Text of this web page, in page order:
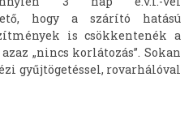
hogy a szárító hatású
is csökkentenék a
„nincs korlátozás”. Sokan
gyűjtögetéssel, rovarhálóval